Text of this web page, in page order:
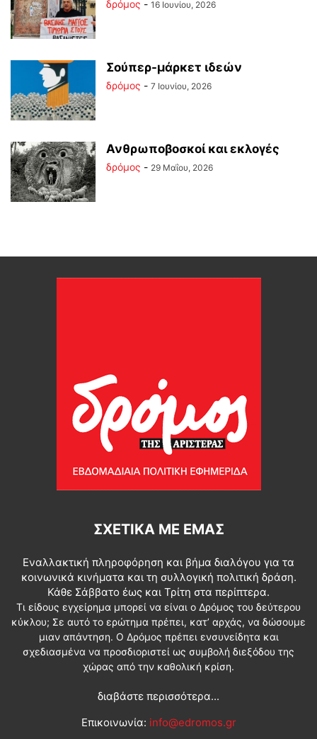
δρόμος - 16 Ιουνίου, 2026
Σούπερ-μάρκετ ιδεών
δρόμος - 7 Ιουνίου, 2026
Ανθρωποβοσκοί και εκλογές
δρόμος - 29 Μαΐου, 2026
ΣΧΕΤΙΚΆ ΜΕ ΕΜΆΣ
Εναλλακτική πληροφόρηση και βήμα διαλόγου για τα
κοινωνικά κινήματα και τη συλλογική πολιτική δράση.
Κάθε Σάββατο έως και Τρίτη στα περίπτερα.
Τι είδους εγχείρημα μπορεί να είναι ο Δρόμος του δεύτερου
κύκλου; Σε αυτό το ερώτημα πρέπει, κατ’ αρχάς, να δώσουμε
μιαν απάντηση. Ο Δρόμος πρέπει ενσυνείδητα και
σχεδιασμένα να προσδιοριστεί ως συμβολή διεξόδου της
χώρας από την καθολική κρίση.
διαβάστε περισσότερα...
Επικοινωνία: info@edromos.gr